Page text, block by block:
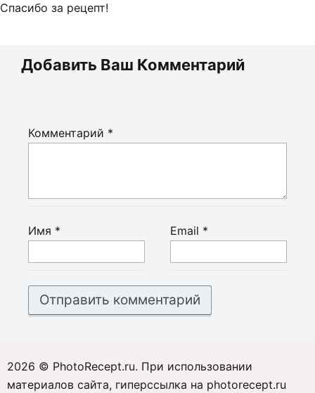
Спасибо за рецепт!
Добавить Ваш Комментарий
Комментарий *
Имя * Email *
2026 © PhotoRecept.ru. При использовании
материалов сайта, гиперссылка на photorecept.ru